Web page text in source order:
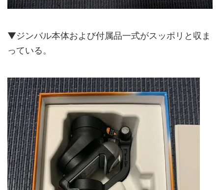
▼ジンバル本体および付属品一式がスッポリと収ま
っている。